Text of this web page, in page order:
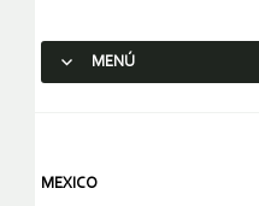
MENÚ
MEXICO